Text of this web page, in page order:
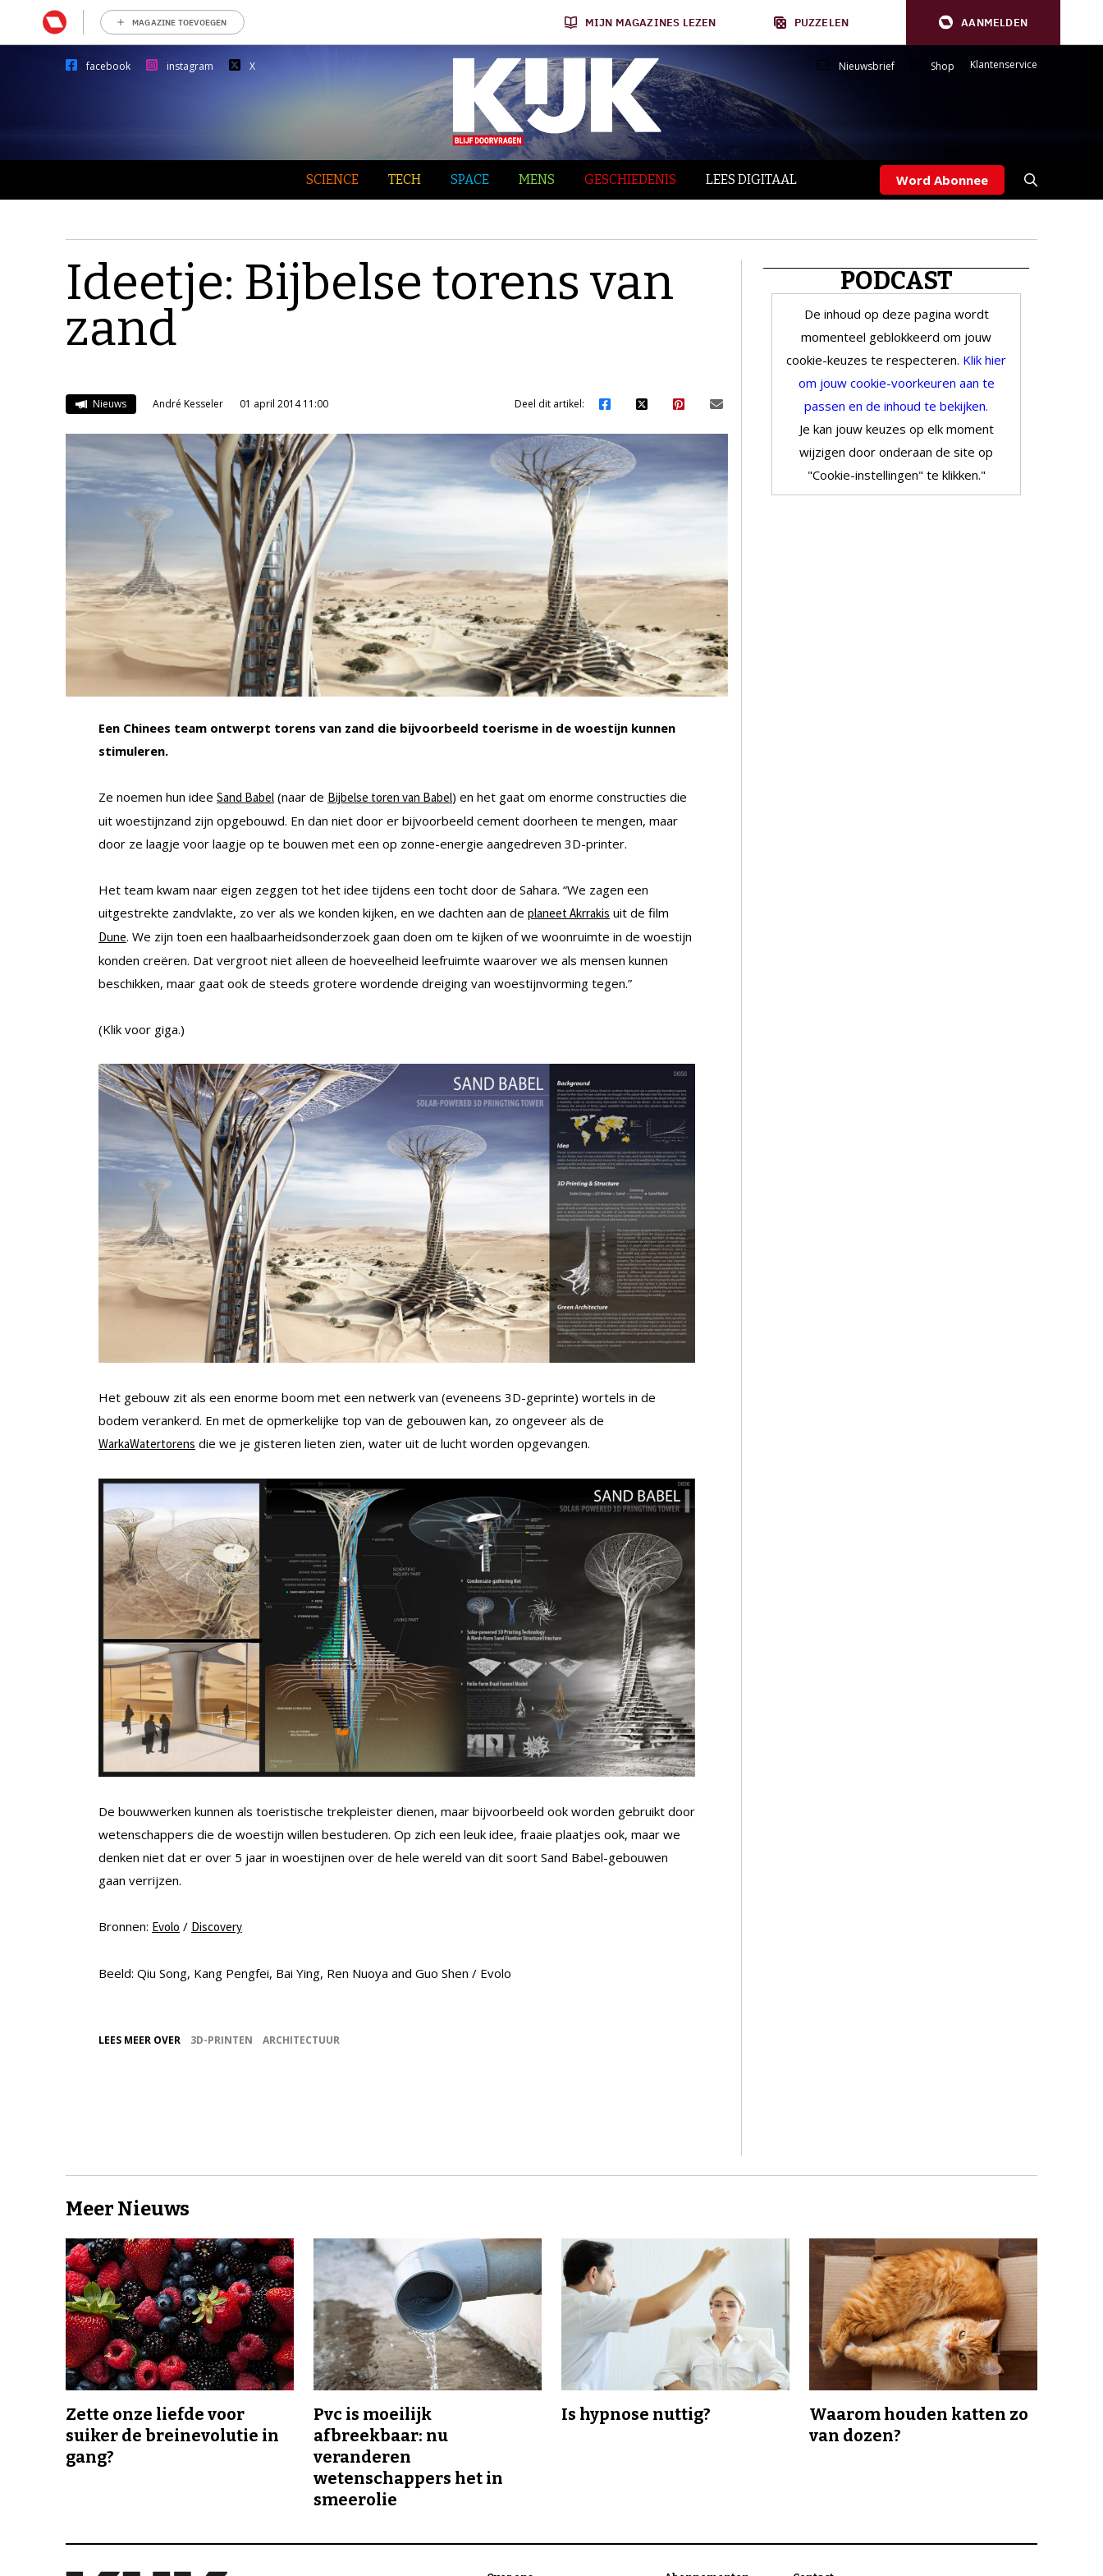
MAGAZINE TOEVOEGEN MIJN MAGAZINES LEZEN PUZZELEN AANMELDEN
facebook instagram X Nieuwsbrief Shop Klantenservice
SCIENCE TECH SPACE MENS GESCHIEDENIS LEES DIGITAAL Word Abonnee
Ideetje: Bijbelse torens van
zand
Nieuws André Kesseler 01 april 2014 11:00 Deel dit artikel:
Een Chinees team ontwerpt torens van zand die bijvoorbeeld toerisme in de woestijn kunnen
stimuleren.
Ze noemen hun idee Sand Babel (naar de Bijbelse toren van Babel) en het gaat om enorme constructies die
uit woestijnzand zijn opgebouwd. En dan niet door er bijvoorbeeld cement doorheen te mengen, maar
door ze laagje voor laagje op te bouwen met een op zonne-energie aangedreven 3D-printer.
Het team kwam naar eigen zeggen tot het idee tijdens een tocht door de Sahara. “We zagen een
uitgestrekte zandvlakte, zo ver als we konden kijken, en we dachten aan de planeet Akrrakis uit de film
Dune. We zijn toen een haalbaarheidsonderzoek gaan doen om te kijken of we woonruimte in de woestijn
konden creëren. Dat vergroot niet alleen de hoeveelheid leefruimte waarover we als mensen kunnen
beschikken, maar gaat ook de steeds grotere wordende dreiging van woestijnvorming tegen.”
(Klik voor giga.)
Het gebouw zit als een enorme boom met een netwerk van (eveneens 3D-geprinte) wortels in de
bodem verankerd. En met de opmerkelijke top van de gebouwen kan, zo ongeveer als de
WarkaWatertorens die we je gisteren lieten zien, water uit de lucht worden opgevangen.
De bouwwerken kunnen als toeristische trekpleister dienen, maar bijvoorbeeld ook worden gebruikt door
wetenschappers die de woestijn willen bestuderen. Op zich een leuk idee, fraaie plaatjes ook, maar we
denken niet dat er over 5 jaar in woestijnen over de hele wereld van dit soort Sand Babel-gebouwen
gaan verrijzen.
Bronnen: Evolo / Discovery
Beeld: Qiu Song, Kang Pengfei, Bai Ying, Ren Nuoya and Guo Shen / Evolo
LEES MEER OVER 3D-PRINTEN ARCHITECTUUR
PODCAST
De inhoud op deze pagina wordt
momenteel geblokkeerd om jouw
cookie-keuzes te respecteren. Klik hier
om jouw cookie-voorkeuren aan te
passen en de inhoud te bekijken.
Je kan jouw keuzes op elk moment
wijzigen door onderaan de site op
"Cookie-instellingen" te klikken."
Meer Nieuws
Zette onze liefde voor
suiker de breinevolutie in
gang?
Pvc is moeilijk
afbreekbaar: nu
veranderen
wetenschappers het in
smeerolie
Is hypnose nuttig?
Waarom houden katten zo
van dozen?